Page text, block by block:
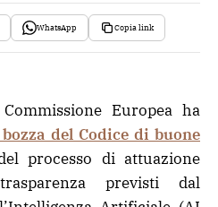
WhatsApp Copia link
Europea ha
del Codice di buone
processo di attuazione
previsti dal